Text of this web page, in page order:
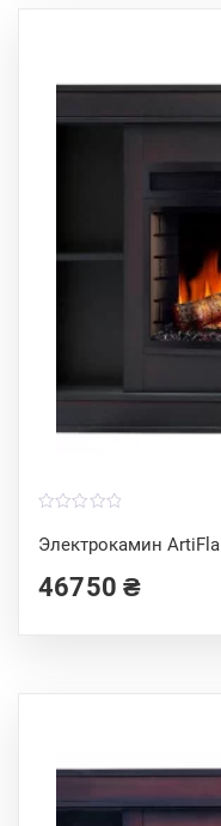
Электрокамин
o
u
o
f
46750₴